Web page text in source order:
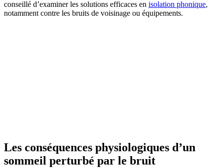
conseillé d’examiner les solutions efficaces en isolation phonique,
notamment contre les bruits de voisinage ou équipements.
Les conséquences physiologiques d’un
sommeil perturbé par le bruit